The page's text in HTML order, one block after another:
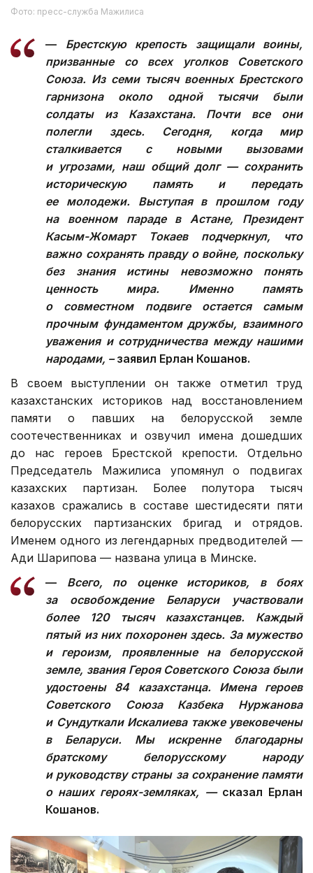
Фото: пресс-служба Мажилиса
— Брестскую крепость защищали воины,
призванные со всех уголков Советского
Союза. Из семи тысяч военных Брестского
гарнизона около одной тысячи были
солдаты из Казахстана. Почти все они
полегли здесь. Сегодня, когда мир
сталкивается с новыми вызовами
и угрозами, наш общий долг — сохранить
историческую память и передать
ее молодежи. Выступая в прошлом году
на военном параде в Астане, Президент
Касым-Жомарт Токаев подчеркнул, что
важно сохранять правду о войне, поскольку
без знания истины невозможно понять
ценность мира. Именно память
о совместном подвиге остается самым
прочным фундаментом дружбы, взаимного
уважения и сотрудничества между нашими
народами, –заявил Ерлан Кошанов.
В своем выступлении он также отметил труд
казахстанских историков над восстановлением
памяти о павших на белорусской земле
соотечественниках и озвучил имена дошедших
до нас героев Брестской крепости. Отдельно
Председатель Мажилиса упомянул о подвигах
казахских партизан. Более полутора тысяч
казахов сражались в составе шестидесяти пяти
белорусских партизанских бригад и отрядов.
Именем одного из легендарных предводителей —
Ади Шарипова — названа улица в Минске.
— Всего, по оценке историков, в боях
за освобождение Беларуси участвовали
более 120 тысяч казахстанцев. Каждый
пятый из них похоронен здесь. За мужество
и героизм, проявленные на белорусской
земле, звания Героя Советского Союза были
удостоены 84 казахстанца. Имена героев
Советского Союза Казбека Нуржанова
и Сундуткали Искалиева также увековечены
в Беларуси. Мы искренне благодарны
братскому белорусскому народу
и руководству страны за сохранение памяти
о наших героях-земляках, — сказал Ерлан
Кошанов.